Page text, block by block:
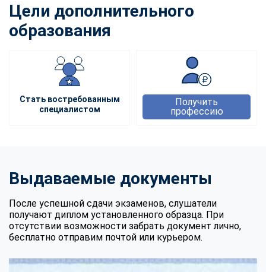
Цели дополнительного
образования
Стать востребованным
специалистом
Получить
профессию
Выдаваемые документы
После успешной сдачи экзаменов, слушатели
получают диплом установленного образца. При
отсутствии возможности забрать документ лично,
бесплатно отправим почтой или курьером.